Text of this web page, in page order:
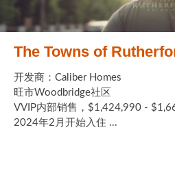
The Towns of
开发商：Caliber Homes
旺市Woodbridge社区
VVIP内部销售，$1,424,990 -
2024年2月开始入住 ...